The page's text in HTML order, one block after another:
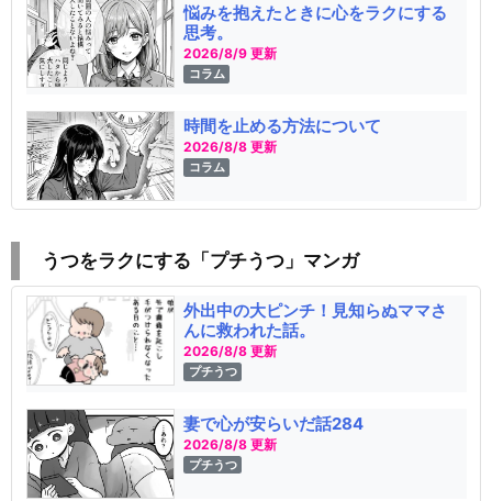
悩みを抱えたときに心をラクにする
思考。
2026/8/9 更新
コラム
時間を止める方法について
2026/8/8 更新
コラム
うつをラクにする「プチうつ」マンガ
外出中の大ピンチ！見知らぬママさ
んに救われた話。
2026/8/8 更新
プチうつ
妻で心が安らいだ話284
2026/8/8 更新
プチうつ